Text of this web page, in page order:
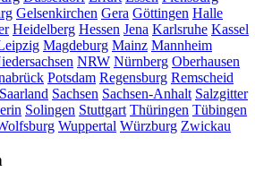
Gelsenkirchen Gera Göttingen Halle
Heidelberg Hessen Jena Karlsruhe Kassel
Magdeburg Mainz Mannheim
NRW Nürnberg Oberhausen
Potsdam Regensburg Remscheid
Saarland Sachsen Sachsen-Anhalt Salzgitter
Solingen Stuttgart Thüringen Tübingen
Wuppertal Würzburg Zwickau